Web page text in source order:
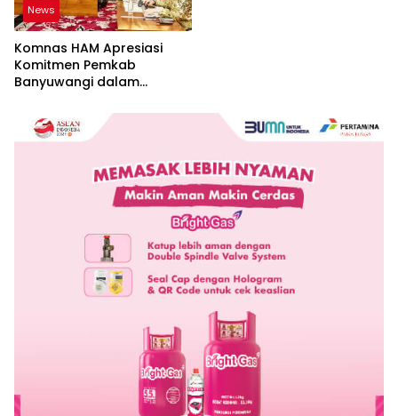
News
Komnas HAM Apresiasi
Komitmen Pemkab
Banyuwangi dalam
Hak Asasi Manusia